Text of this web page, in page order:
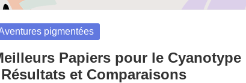
pigmentées
Papiers pour le Cyanotype
et Comparaisons